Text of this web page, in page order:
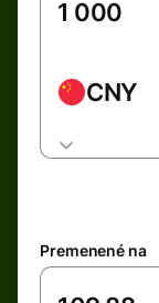
CNY
Premenené na